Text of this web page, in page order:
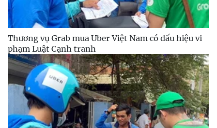
Thương vụ Grab mua Uber Việt Nam có dấu hiệu vi
phạm Luật Cạnh tranh